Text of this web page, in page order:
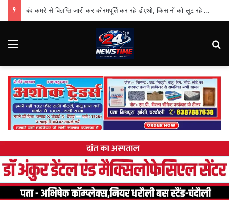
बंद कमरे से विज्ञप्ति जारी कर कोरमपूर्ति कर रहे डीएओ, किसानों को लूट रहे निजी दुकानदार
Menu